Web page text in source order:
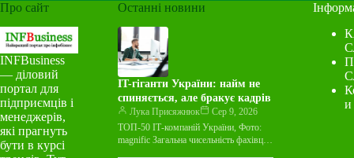
Про сайт
INFBusiness
— діловий
портал для
підприємців і
менеджерів,
які прагнуть
бути в курсі
Останні новини
IT-гіганти України: найм не
спиняється, але бракує кадрів
Лука Присяжнюк
Сер 9, 2026
ТОП-50 ІТ-компаній України, Фото:
magnific Загальна чисельність фахівців
и